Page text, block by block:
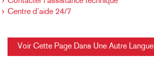
Centre d’aide 24/7
Voir Cette Page Dans Une Autre Langue